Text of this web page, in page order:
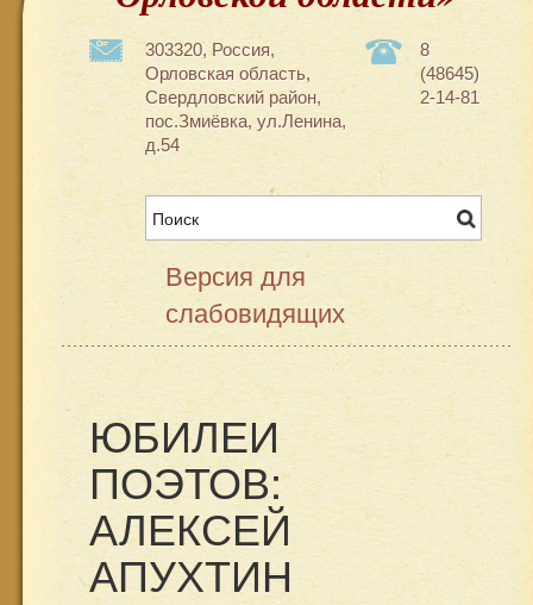
303320, Россия,
Орловская область,
Свердловский район,
пос.Змиёвка, ул.Ленина,
д.54
8
(48645)
2-14-81
Версия для
слабовидящих
ЮБИЛЕИ
ПОЭТОВ:
АЛЕКСЕЙ
АПУХТИН